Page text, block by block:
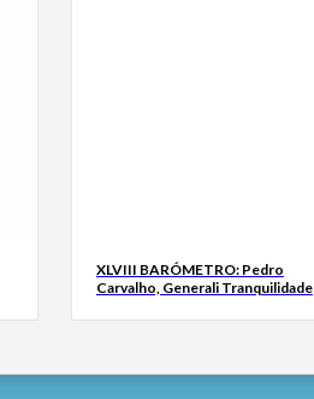
XLVIII BARÓMETRO: Pedro
Carvalho, Generali Tranquilidade